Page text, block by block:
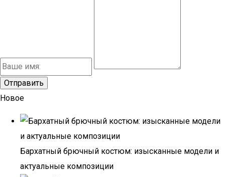
Новое
Бархатный брючный костюм: изысканные модели и
актуальные композиции